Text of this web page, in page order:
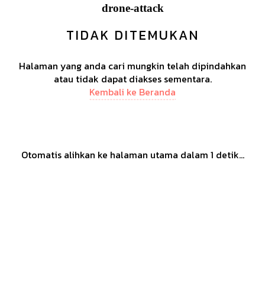
drone-attack
TIDAK DITEMUKAN
Halaman yang anda cari mungkin telah dipindahkan
atau tidak dapat diakses sementara.
Kembali ke Beranda
Otomatis alihkan ke halaman utama dalam 1 detik...